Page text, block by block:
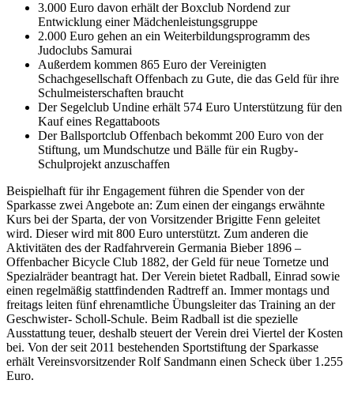
3.000 Euro davon erhält der Boxclub Nordend zur
Entwicklung einer Mädchenleistungsgruppe
2.000 Euro gehen an ein Weiterbildungsprogramm des
Judoclubs Samurai
Außerdem kommen 865 Euro der Vereinigten
Schachgesellschaft Offenbach zu Gute, die das Geld für ihre
Schulmeisterschaften braucht
Der Segelclub Undine erhält 574 Euro Unterstützung für den
Kauf eines Regattaboots
Der Ballsportclub Offenbach bekommt 200 Euro von der
Stiftung, um Mundschutze und Bälle für ein Rugby-
Schulprojekt anzuschaffen
Beispielhaft für ihr Engagement führen die Spender von der
Sparkasse zwei Angebote an: Zum einen der eingangs erwähnte
Kurs bei der Sparta, der von Vorsitzender Brigitte Fenn geleitet
wird. Dieser wird mit 800 Euro unterstützt. Zum anderen die
Aktivitäten des der Radfahrverein Germania Bieber 1896 –
Offenbacher Bicycle Club 1882, der Geld für neue Tornetze und
Spezialräder beantragt hat. Der Verein bietet Radball, Einrad sowie
einen regelmäßig stattfindenden Radtreff an. Immer montags und
freitags leiten fünf ehrenamtliche Übungsleiter das Training an der
Geschwister- Scholl-Schule. Beim Radball ist die spezielle
Ausstattung teuer, deshalb steuert der Verein drei Viertel der Kosten
bei. Von der seit 2011 bestehenden Sportstiftung der Sparkasse
erhält Vereinsvorsitzender Rolf Sandmann einen Scheck über 1.255
Euro.